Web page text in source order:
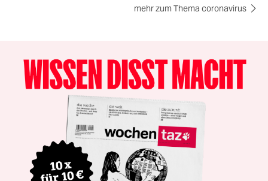
mehr zum Thema coronavirus